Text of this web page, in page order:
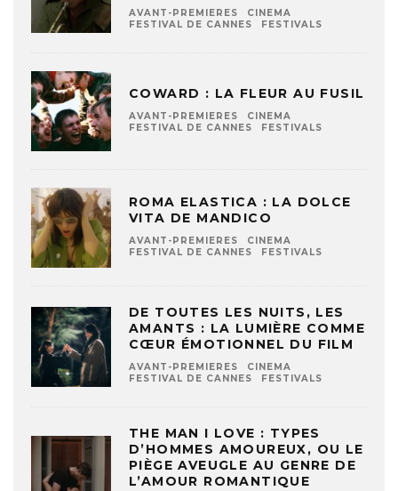
AVANT-PREMIERES
CINEMA
FESTIVAL DE CANNES
FESTIVALS
COWARD : LA FLEUR AU FUSIL
AVANT-PREMIERES
CINEMA
FESTIVAL DE CANNES
FESTIVALS
ROMA ELASTICA : LA DOLCE
VITA DE MANDICO
AVANT-PREMIERES
CINEMA
FESTIVAL DE CANNES
FESTIVALS
DE TOUTES LES NUITS, LES
AMANTS : LA LUMIÈRE COMME
CŒUR ÉMOTIONNEL DU FILM
AVANT-PREMIERES
CINEMA
FESTIVAL DE CANNES
FESTIVALS
THE MAN I LOVE : TYPES
D’HOMMES AMOUREUX, OU LE
PIÈGE AVEUGLE AU GENRE DE
L’AMOUR ROMANTIQUE